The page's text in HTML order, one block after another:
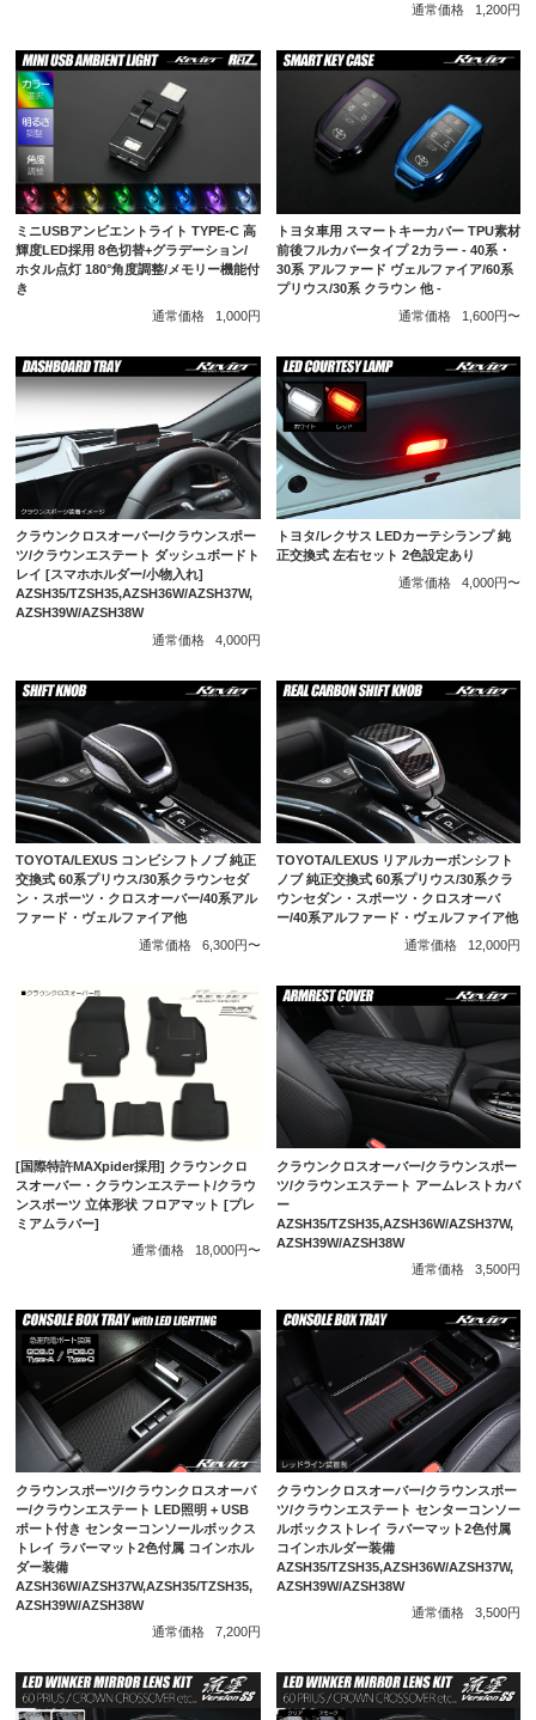
通常価格
1,200円
ミニUSBアンビエントライト TYPE-C 高
輝度LED採用 8色切替+グラデーション/
ホタル点灯 180°角度調整/メモリー機能付
き
通常価格
1,000円
トヨタ車用 スマートキーカバー TPU素材
前後フルカバータイプ 2カラー - 40系・
30系 アルファード ヴェルファイア/60系
プリウス/30系 クラウン 他 -
通常価格
1,600円〜
クラウンクロスオーバー/クラウンスポー
ツ/クラウンエステート ダッシュボードト
レイ [スマホホルダー/小物入れ]
AZSH35/TZSH35,AZSH36W/AZSH37W,
AZSH39W/AZSH38W
通常価格
4,000円
トヨタ/レクサス LEDカーテシランプ 純
正交換式 左右セット 2色設定あり
通常価格
4,000円〜
TOYOTA/LEXUS コンビシフトノブ 純正
交換式 60系プリウス/30系クラウンセダ
ン・スポーツ・クロスオーバー/40系アル
ファード・ヴェルファイア他
通常価格
6,300円〜
TOYOTA/LEXUS リアルカーボンシフト
ノブ 純正交換式 60系プリウス/30系クラ
ウンセダン・スポーツ・クロスオーバ
ー/40系アルファード・ヴェルファイア他
通常価格
12,000円
[国際特許MAXpider採用] クラウンクロ
スオーバー・クラウンエステート/クラウ
ンスポーツ 立体形状 フロアマット [プレ
ミアムラバー]
通常価格
18,000円〜
クラウンクロスオーバー/クラウンスポー
ツ/クラウンエステート アームレストカバ
ー
AZSH35/TZSH35,AZSH36W/AZSH37W,
AZSH39W/AZSH38W
通常価格
3,500円
クラウンスポーツ/クラウンクロスオーバ
ー/クラウンエステート LED照明 + USB
ポート付き センターコンソールボックス
トレイ ラバーマット2色付属 コインホル
ダー装備
AZSH36W/AZSH37W,AZSH35/TZSH35,
AZSH39W/AZSH38W
通常価格
7,200円
クラウンクロスオーバー/クラウンスポー
ツ/クラウンエステート センターコンソー
ルボックストレイ ラバーマット2色付属
コインホルダー装備
AZSH35/TZSH35,AZSH36W/AZSH37W,
AZSH39W/AZSH38W
通常価格
3,500円